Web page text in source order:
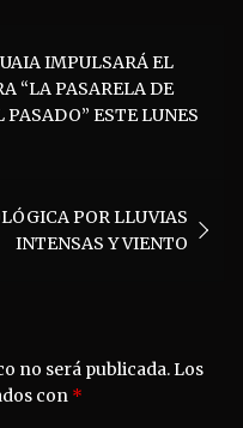
IMPULSARÁ EL
“LA PASARELA DE
ESTE LUNES
POR LLUVIAS
INTENSAS Y VIENTO
no será publicada.Los
con *